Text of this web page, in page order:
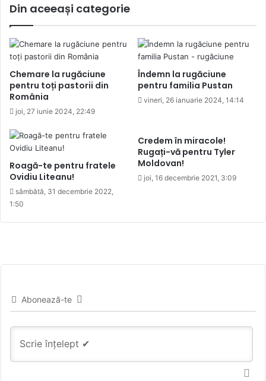
Din aceeași categorie
Chemare la rugăciune
pentru toți pastorii din
România
joi, 27 iunie 2024, 22:49
Îndemn la rugăciune
pentru familia Pustan
vineri, 26 ianuarie 2024, 14:14
Roagă-te pentru fratele
Ovidiu Liteanu!
sâmbătă, 31 decembrie 2022,
1:50
Credem în miracole!
Rugați-vă pentru Tyler
Moldovan!
joi, 16 decembrie 2021, 3:09
Abonează-te